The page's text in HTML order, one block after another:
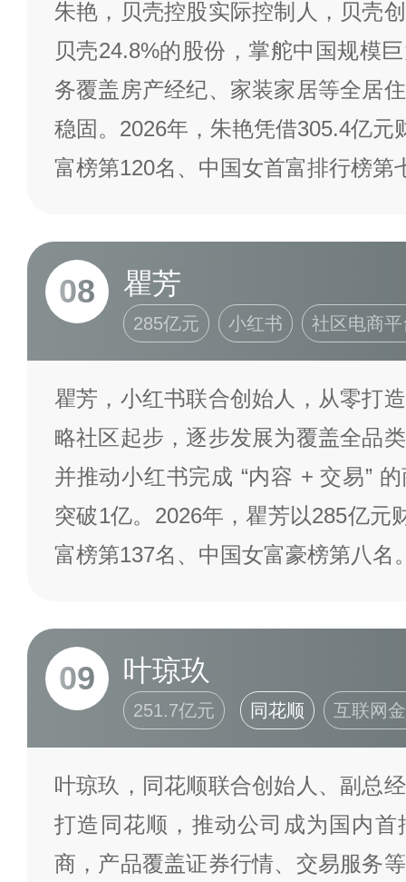
朱艳，贝壳控股实际控制人，贝壳
贝壳24.8%的股份，掌舵中国规模
务覆盖房产经纪、家装家居等全居
稳固。2026年，朱艳凭借305.4亿元
富榜第120名、中国女首富排行榜第
08 瞿芳
285亿元 小红书 社区电商平
瞿芳，小红书联合创始人，从零打
略社区起步，逐步发展为覆盖全品
并推动小红书完成 “内容 + 交易”
突破1亿。2026年，瞿芳以285亿元
富榜第137名、中国女富豪榜第八名
09 叶琼玖
251.7亿元 同花顺 互联网
叶琼玖，同花顺联合创始人、副总
打造同花顺，推动公司成为国内
商，产品覆盖证券行情、交易服务